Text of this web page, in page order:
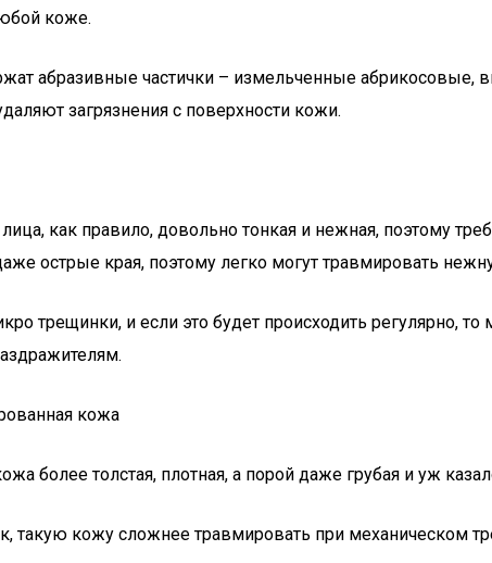
коже.
абразивные частички – измельченные
загрязнения с поверхности кожи.
как правило, довольно тонкая и нежная, поэтому
острые края, поэтому легко могут травмировать
трещинки, и если это будет происходить регулярно,
кожа
более толстая, плотная, а порой даже грубая и уж
такую кожу сложнее травмировать при механическом